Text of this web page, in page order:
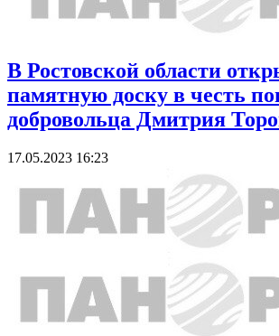
В Ростовской области
памятную доску в честь
добровольца Дмитрия
17.05.2023 16:23